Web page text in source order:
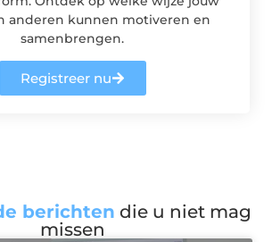
anderen kunnen motiveren en
samenbrengen.
Registreer nu
berichten die u niet mag
missen